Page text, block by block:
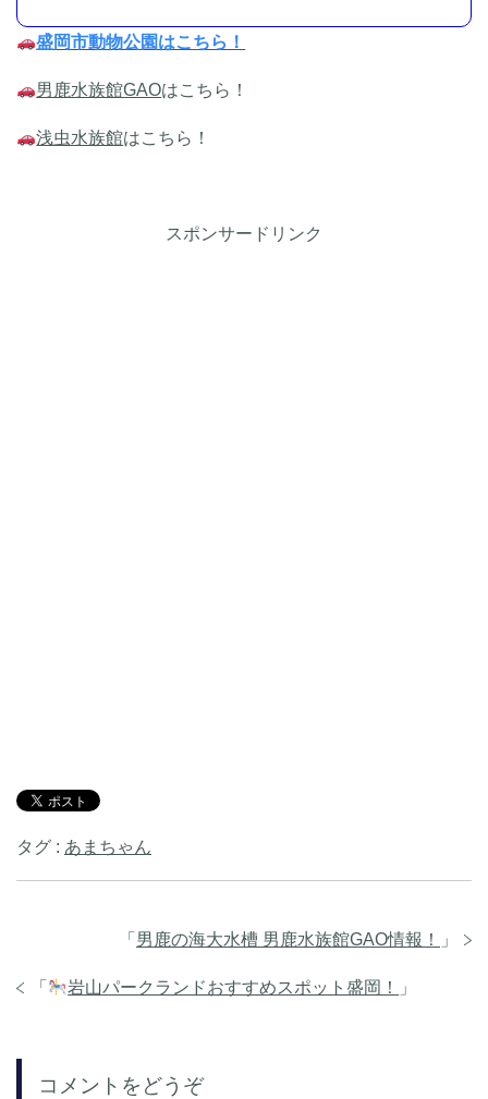
盛岡市動物公園はこちら！
男鹿水族館GAOはこちら！
浅虫水族館はこちら！
スポンサードリンク
タグ : あまちゃん
「 男鹿の海大水槽 男鹿水族館GAO情報！ 」
「 岩山パークランドおすすめスポット盛岡！ 」
コメントをどうぞ